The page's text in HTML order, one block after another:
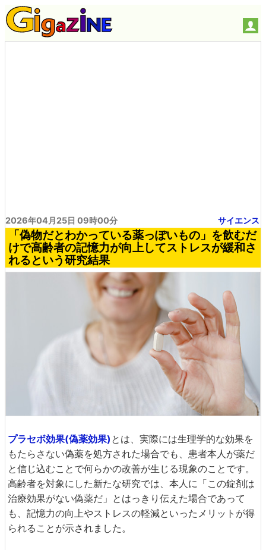
2026年04月25日 09時00分 サイエンス
「偽物だとわかっている薬っぽいもの」を飲むだ
けで高齢者の記憶力が向上してストレスが緩和さ
れるという研究結果
プラセボ効果(偽薬効果) とは、実際には生理学的な効果を
もたらさない偽薬を処方された場合でも、患者本人が薬だ
と信じ込むことで何らかの改善が生じる現象のことです。
高齢者を対象にした新たな研究では、本人に「この錠剤は
治療効果がない偽薬だ」とはっきり伝えた場合であって
も、記憶力の向上やストレスの軽減といったメリットが得
られることが示されました。